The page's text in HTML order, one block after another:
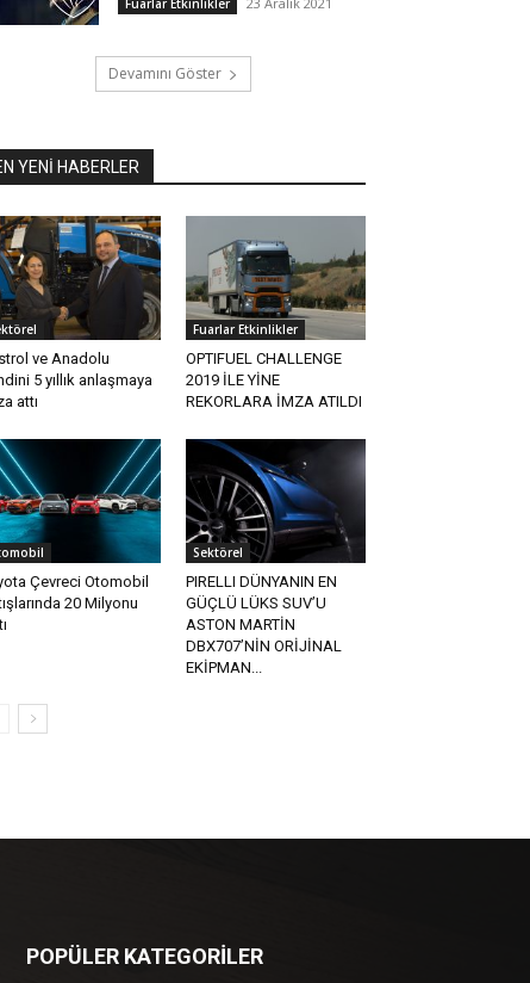
Fuarlar Etkinlikler
Devamını Göster
YENİ HABERLER
ve Anadolu
5 yıllık anlaşmaya
attı
Fuarlar Etkinlikler
OPTIFUEL CHALLENGE
2019 İLE YİNE
REKORLARA İMZA ATILDI
Çevreci Otomobil
20 Milyonu
Sektörel
PIRELLI DÜNYANIN EN
GÜÇLÜ LÜKS SUV’U
ASTON MARTİN
DBX707’NİN ORİJİNAL
EKİPMAN...
POPÜLER KATEGORİLER